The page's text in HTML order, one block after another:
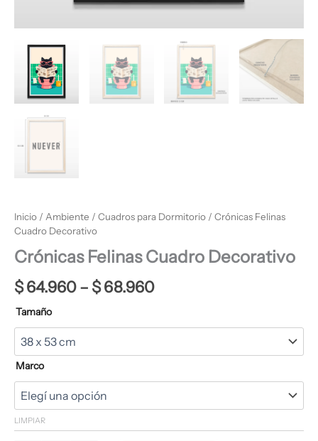
Inicio / Ambiente / Cuadros para Dormitorio / Crónicas Felinas
Cuadro Decorativo
Crónicas Felinas Cuadro Decorativo
$64.960– $68.960
Tamaño
Marco
LIMPIAR